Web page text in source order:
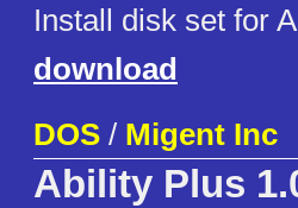
Install disk set for
download
DOS / Migent Inc
Ability Plus